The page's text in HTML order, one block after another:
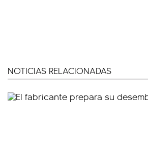
NOTICIAS RELACIONADAS